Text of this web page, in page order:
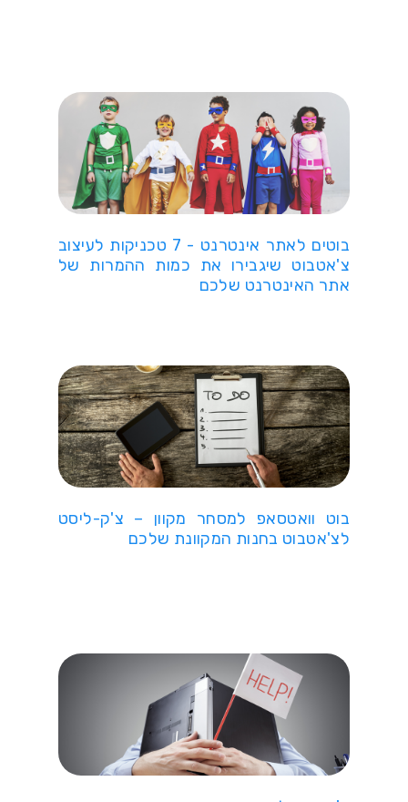
בוטים לאתר אינטרנט - 7 טכניקות לעיצוב
צ'אטבוט שיגבירו את כמות ההמרות של
אתר האינטרנט שלכם
בוט וואטסאפ למסחר מקוון – צ'ק-ליסט
לצ'אטבוט בחנות המקוונת שלכם